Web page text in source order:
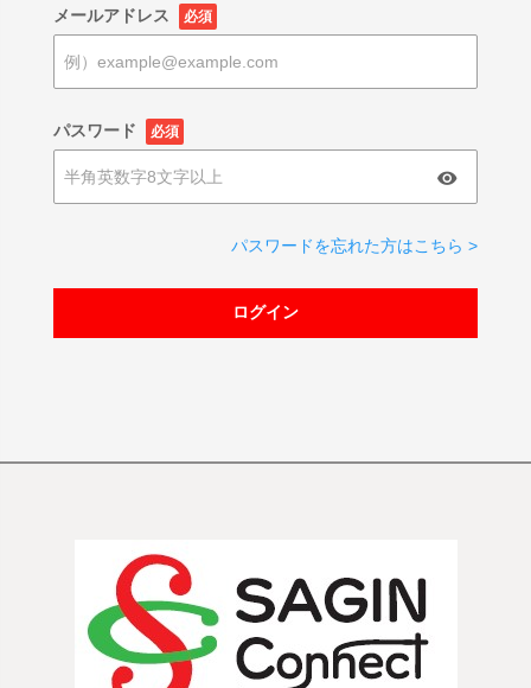
メールアドレス 必須
パスワード 必須
パスワードを忘れた方はこちら >
ログイン